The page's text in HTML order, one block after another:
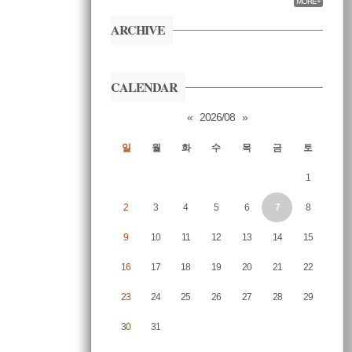
ARCHIVE
CALENDAR
« 2026/08 »
일 월 화 수 목 금 토
1
2 3 4 5 6 7 8
9 10 11 12 13 14 15
16 17 18 19 20 21 22
23 24 25 26 27 28 29
30 31